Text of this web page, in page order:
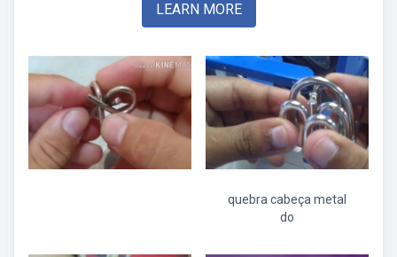
LEARN MORE
quebra cabeça metal
do